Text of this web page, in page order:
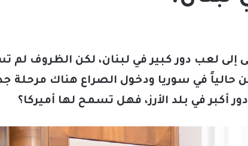
لعب دور كبير في لبنان، لكن الظروف لم
حالياً في سوريا ودخول الصراع هناك مرحلة
أكبر في بلد الأرز، فهل تسمح لها أميركا؟